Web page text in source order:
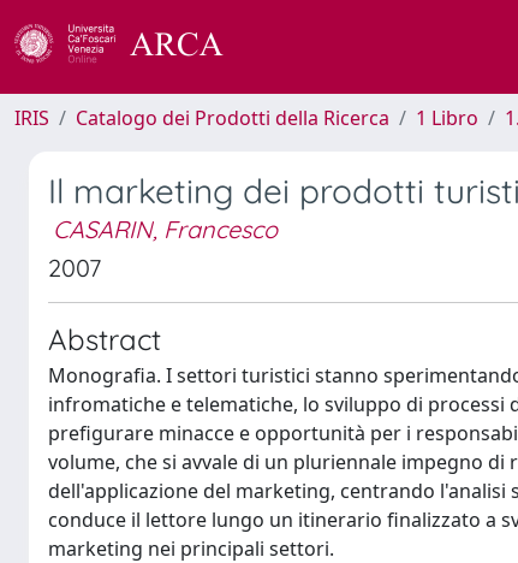
IRIS Catalogo dei Prodotti della Ricerca 1 Libro
Il marketing dei prodotti
CASARIN, Francesco
2007
Abstract
Monografia. I settori turistici stanno
infromatiche e telematiche, lo sviluppo di
prefigurare minacce e opportunità per i
volume, che si avvale di un pluriennale impegno
dell'applicazione del marketing, centrando
conduce il lettore lungo un itinerario finalizzato a
marketing nei principali settori.